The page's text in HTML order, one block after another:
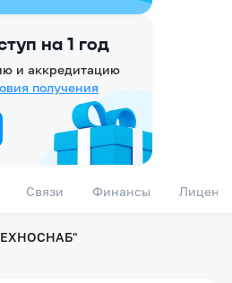
на 1 год
и аккредитацию
получения
Связи Финансы